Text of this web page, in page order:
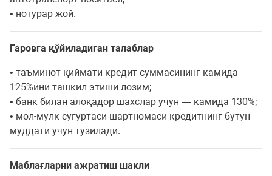
• нотурар жой.
Гаровга қўйиладиган талаблар
• таъминот қиймати кредит суммасининг камида
125%ини ташкил этиши лозим;
• банк билан алоқадор шахслар учун — камида 130%;
• мол-мулк суғуртаси шартномаси кредитнинг бутун
муддати учун тузилади.
Маблағларни ажратиш шакли